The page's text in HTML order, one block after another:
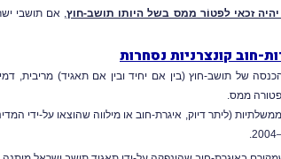
זכאי לפטוֹר ממס בשל היותו תושב-חוץ
חוב קונצרניות נסחרות
לפקודה), לפיה הכנסה של תושב-חוץ (בין אם יחיד ובין אם
ממס.
איגרת-חוב או מילווה שהוצאו על-ידי המדינה או בערבותה ביום 8.5.2000